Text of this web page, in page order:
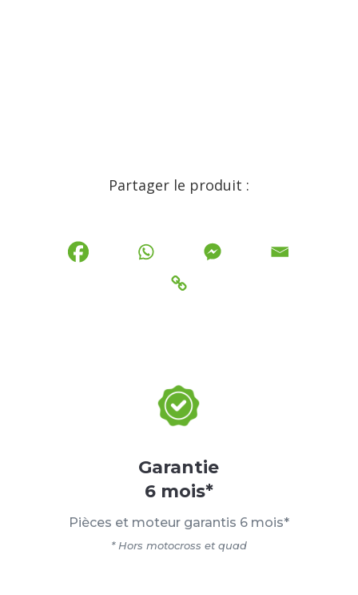
Partager le produit :
Garantie
6 mois*
Pièces et moteur garantis 6 mois*
* Hors motocross et quad